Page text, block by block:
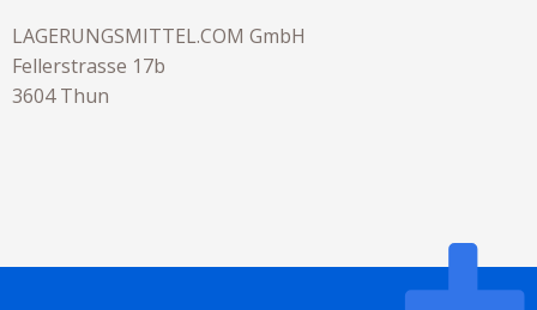
LAGERUNGSMITTEL.COM GmbH
Fellerstrasse 17b
3604 Thun